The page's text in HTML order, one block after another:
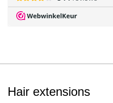
Hair extensions